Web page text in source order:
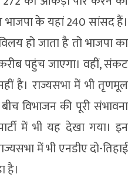
भाजपा के यहां 240 सांसद हैं।
हो जाता है तो भाजपा का
पहुंच जाएगा। वहीं, संकट
है। राज्यसभा में भी तृणमूल
विभाजन की पूरी संभावना
में भी यह देखा गया। इन
में भी एनडीए दो-तिहाई
है।